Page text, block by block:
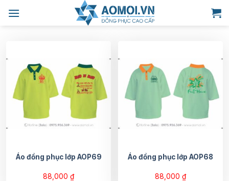
qua
Áo đồng phục lớp AOP69
88,000 ₫
Áo đồng phục lớp AOP68
88,000 ₫